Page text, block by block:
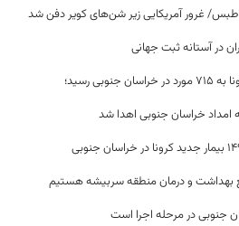
غرور آمریکایی زیر شن‌های کویر دفن شد
در آستانه ثبت جهانی
رسید؛
بهداشت و درمان منطقه سربیشه هستیم
جنوبی در مرحله اجرا است